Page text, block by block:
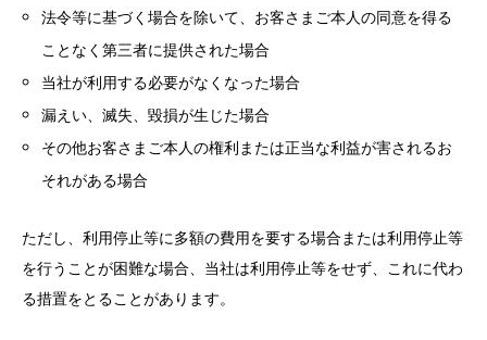
法令等に基づく場合を除いて、お客さまご本人の同意を得る
ことなく第三者に提供された場合
当社が利用する必要がなくなった場合
漏えい、滅失、毀損が生じた場合
その他お客さまご本人の権利または正当な利益が害されるお
それがある場合
ただし、利用停止等に多額の費用を要する場合または利用停止等
を行うことが困難な場合、当社は利用停止等をせず、これに代わ
る措置をとることがあります。